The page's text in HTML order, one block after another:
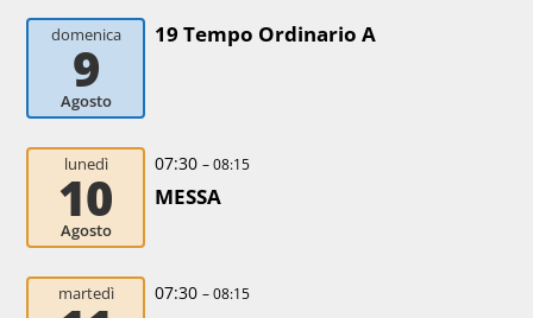
domenica
9
Agosto
19 Tempo Ordinario A
lunedì
10
Agosto
07:30 – 08:15
MESSA
martedì 07:30 – 08:15